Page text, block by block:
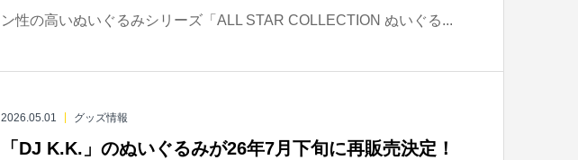
ン性の高いぬいぐるみシリーズ「ALL STAR COLLECTION ぬいぐる...
2026.05.01 グッズ情報
「DJ K.K.」のぬいぐるみが26年7月下旬に再販売決定！